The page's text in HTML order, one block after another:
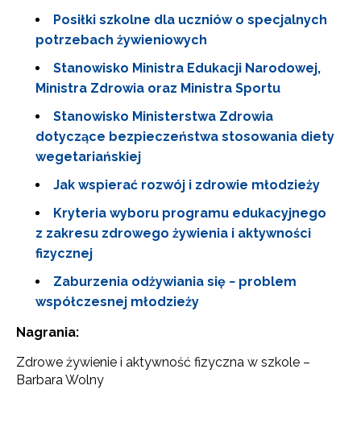
Posiłki szkolne dla uczniów o specjalnych
potrzebach żywieniowych
Stanowisko Ministra Edukacji Narodowej,
Ministra Zdrowia oraz Ministra Sportu
Stanowisko Ministerstwa Zdrowia
dotyczące bezpieczeństwa stosowania diety
wegetariańskiej
Jak wspierać rozwój i zdrowie młodzieży
Kryteria wyboru programu edukacyjnego
z zakresu zdrowego żywienia i aktywności
fizycznej
Zaburzenia odżywiania się − problem
współczesnej młodzieży
Nagrania:
Zdrowe żywienie i aktywność fizyczna w szkole –
Barbara Wolny